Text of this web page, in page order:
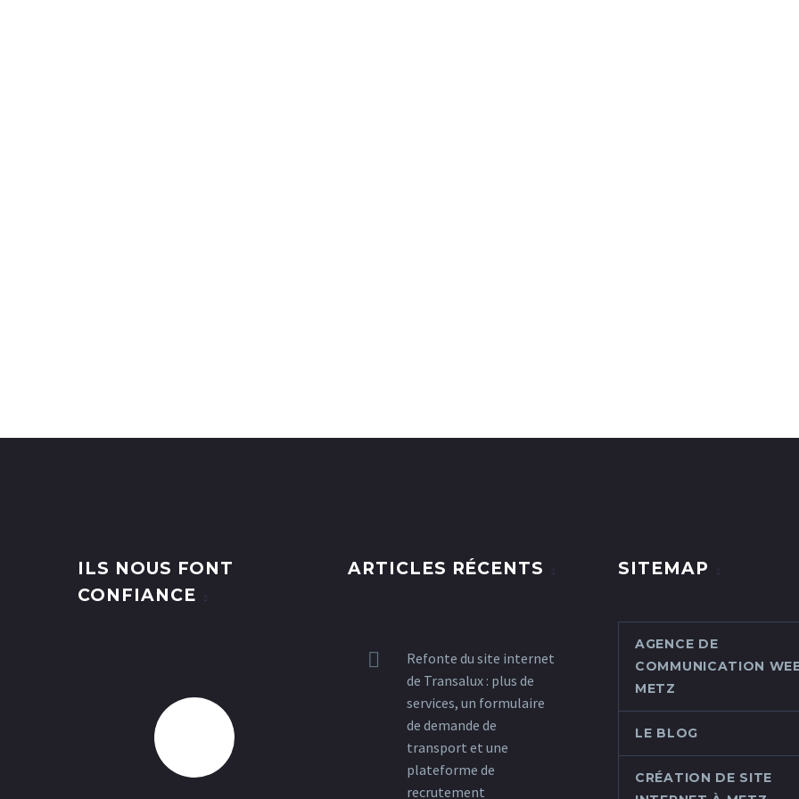
ILS NOUS FONT
CONFIANCE
ARTICLES RÉCENTS
Refonte du site internet
de Transalux : plus de
services, un formulaire
de demande de
transport et une
plateforme de
recrutement
SITEMAP
AGENCE DE
COMMUNICATION
METZ
LE BLOG
CRÉATION DE SITE